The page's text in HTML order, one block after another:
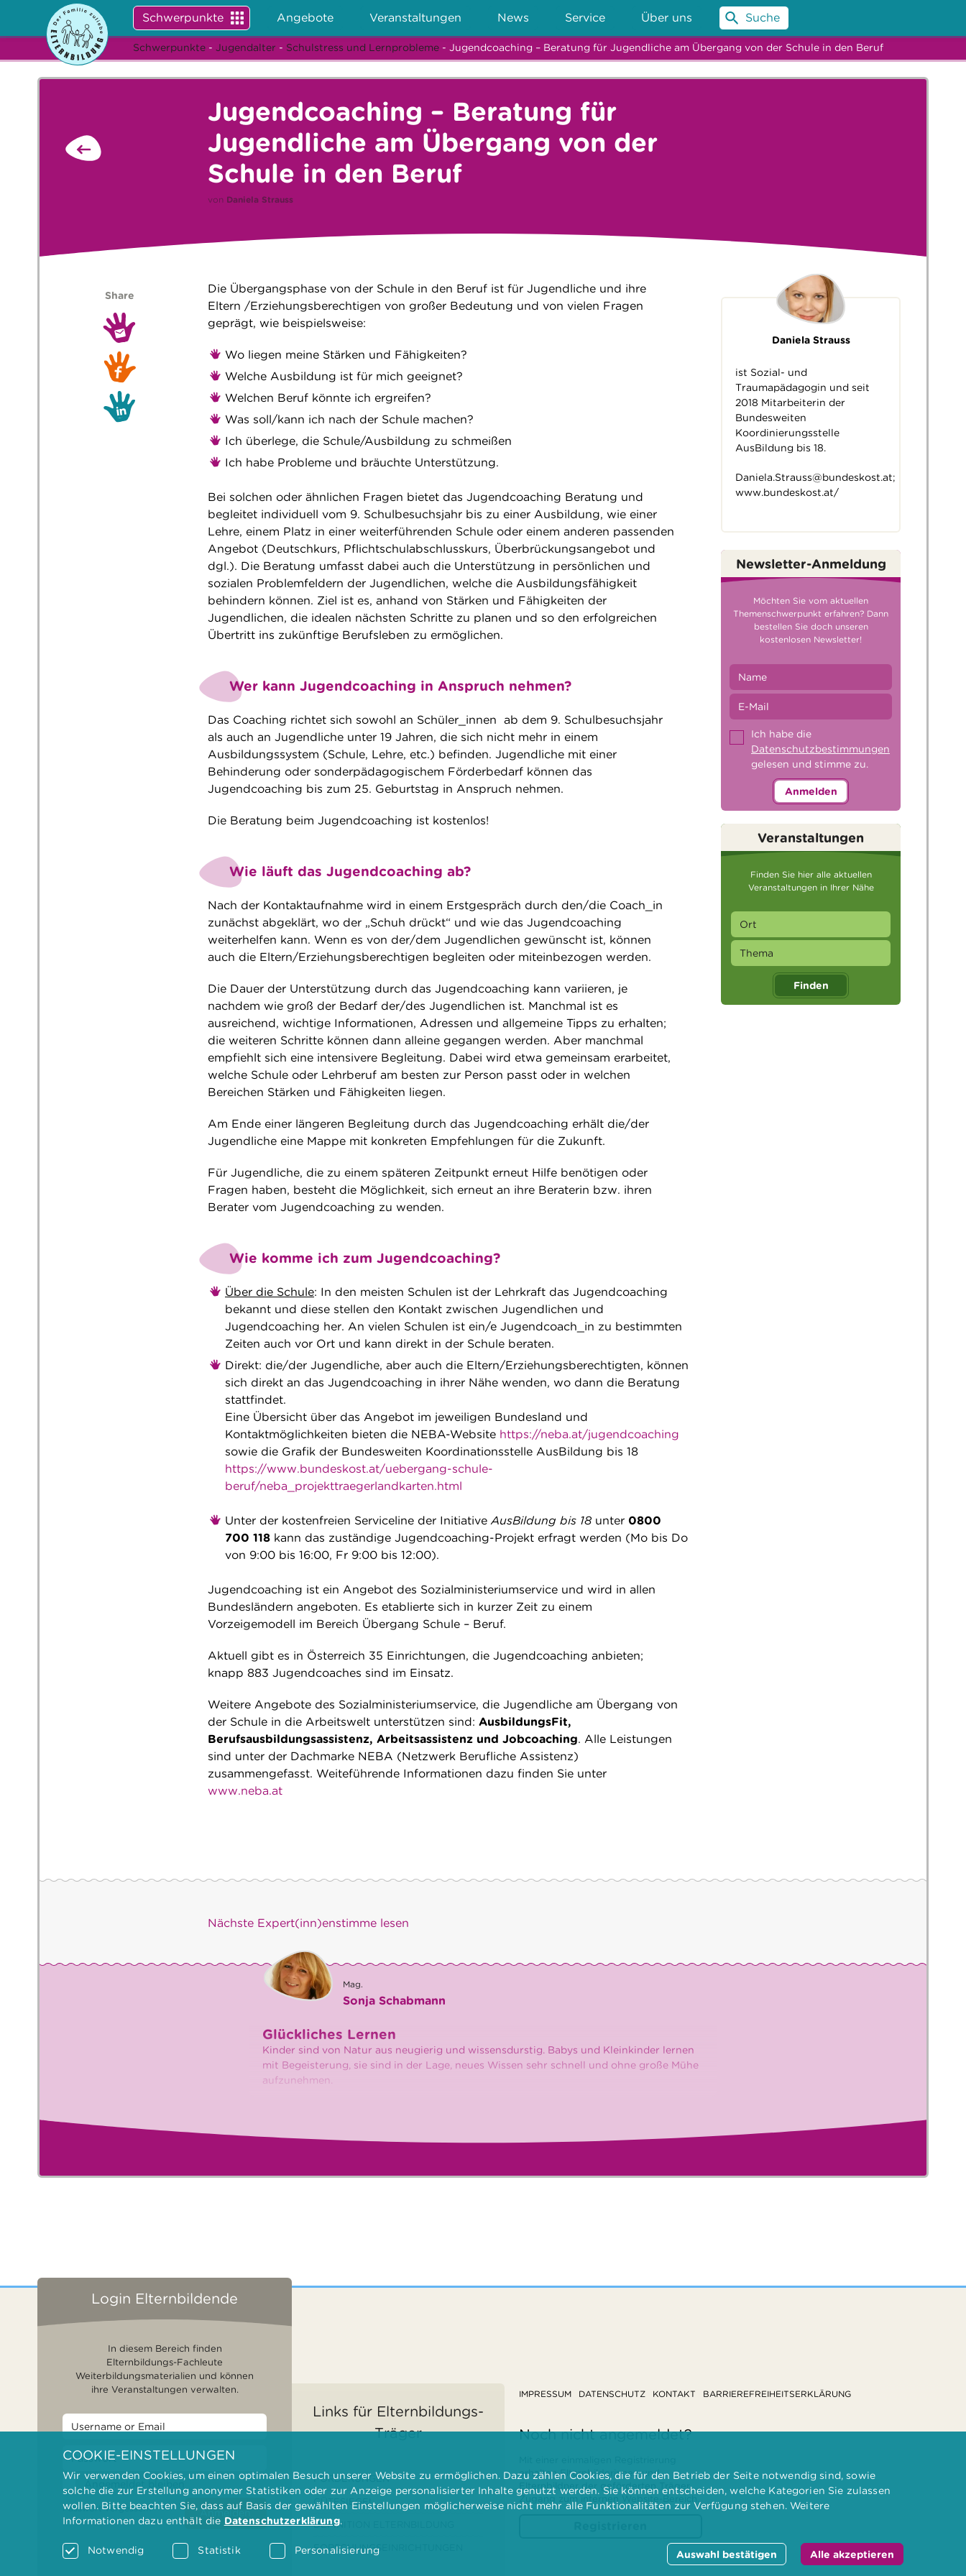
Schwerpunkte Angebote Veranstaltungen News Service Über uns Suche
Schwerpunkte - Jugendalter - Schulstress und Lernprobleme - Jugendcoaching – Beratung für Jugendliche am Übergang von der Schule in den Beruf
Jugendcoaching – Beratung für
Jugendliche am Übergang von der
Schule in den Beruf
von Daniela Strauss
Die Übergangsphase von der Schule in den Beruf ist für Jugendliche und ihre
Eltern /Erziehungsberechtigen von großer Bedeutung und von vielen Fragen
geprägt, wie beispielsweise:
Wo liegen meine Stärken und Fähigkeiten?
Welche Ausbildung ist für mich geeignet?
Welchen Beruf könnte ich ergreifen?
Was soll/kann ich nach der Schule machen?
Ich überlege, die Schule/Ausbildung zu schmeißen
Ich habe Probleme und bräuchte Unterstützung.
Bei solchen oder ähnlichen Fragen bietet das Jugendcoaching Beratung und
begleitet individuell vom 9. Schulbesuchsjahr bis zu einer Ausbildung, wie einer
Lehre, einem Platz in einer weiterführenden Schule oder einem anderen passenden
Angebot (Deutschkurs, Pflichtschulabschlusskurs, Überbrückungsangebot und
dgl.). Die Beratung umfasst dabei auch die Unterstützung in persönlichen und
sozialen Problemfeldern der Jugendlichen, welche die Ausbildungsfähigkeit
behindern können. Ziel ist es, anhand von Stärken und Fähigkeiten der
Jugendlichen, die idealen nächsten Schritte zu planen und so den erfolgreichen
Übertritt ins zukünftige Berufsleben zu ermöglichen.
Wer kann Jugendcoaching in Anspruch nehmen?
Das Coaching richtet sich sowohl an Schüler_innen ab dem 9. Schulbesuchsjahr
als auch an Jugendliche unter 19 Jahren, die sich nicht mehr in einem
Ausbildungssystem (Schule, Lehre, etc.) befinden. Jugendliche mit einer
Behinderung oder sonderpädagogischem Förderbedarf können das
Jugendcoaching bis zum 25. Geburtstag in Anspruch nehmen.
Die Beratung beim Jugendcoaching ist kostenlos!
Wie läuft das Jugendcoaching ab?
Nach der Kontaktaufnahme wird in einem Erstgespräch durch den/die Coach_in
zunächst abgeklärt, wo der „Schuh drückt“ und wie das Jugendcoaching
weiterhelfen kann. Wenn es von der/dem Jugendlichen gewünscht ist, können
auch die Eltern/Erziehungsberechtigen begleiten oder miteinbezogen werden.
Die Dauer der Unterstützung durch das Jugendcoaching kann variieren, je
nachdem wie groß der Bedarf der/des Jugendlichen ist. Manchmal ist es
ausreichend, wichtige Informationen, Adressen und allgemeine Tipps zu erhalten;
die weiteren Schritte können dann alleine gegangen werden. Aber manchmal
empfiehlt sich eine intensivere Begleitung. Dabei wird etwa gemeinsam erarbeitet,
welche Schule oder Lehrberuf am besten zur Person passt oder in welchen
Bereichen Stärken und Fähigkeiten liegen.
Am Ende einer längeren Begleitung durch das Jugendcoaching erhält die/der
Jugendliche eine Mappe mit konkreten Empfehlungen für die Zukunft.
Für Jugendliche, die zu einem späteren Zeitpunkt erneut Hilfe benötigen oder
Fragen haben, besteht die Möglichkeit, sich erneut an ihre Beraterin bzw. ihren
Berater vom Jugendcoaching zu wenden.
Wie komme ich zum Jugendcoaching?
Über die Schule: In den meisten Schulen ist der Lehrkraft das Jugendcoaching
bekannt und diese stellen den Kontakt zwischen Jugendlichen und
Jugendcoaching her. An vielen Schulen ist ein/e Jugendcoach_in zu bestimmten
Zeiten auch vor Ort und kann direkt in der Schule beraten.
Direkt: die/der Jugendliche, aber auch die Eltern/Erziehungsberechtigten, können
sich direkt an das Jugendcoaching in ihrer Nähe wenden, wo dann die Beratung
stattfindet.
Eine Übersicht über das Angebot im jeweiligen Bundesland und
Kontaktmöglichkeiten bieten die NEBA-Website https://neba.at/jugendcoaching
sowie die Grafik der Bundesweiten Koordinationsstelle AusBildung bis 18
https://www.bundeskost.at/uebergang-schule-
beruf/neba_projekttraegerlandkarten.html
Unter der kostenfreien Serviceline der InitiativeAusBildung bis 18 unter 0800
700 118 kann das zuständige Jugendcoaching-Projekt erfragt werden (Mo bis Do
von 9:00 bis 16:00, Fr 9:00 bis 12:00).
Jugendcoaching ist ein Angebot des Sozialministeriumservice und wird in allen
Bundesländern angeboten. Es etablierte sich in kurzer Zeit zu einem
Vorzeigemodell im Bereich Übergang Schule – Beruf.
Aktuell gibt es in Österreich 35 Einrichtungen, die Jugendcoaching anbieten;
knapp 883 Jugendcoaches sind im Einsatz.
Weitere Angebote des Sozialministeriumservice, die Jugendliche am Übergang von
der Schule in die Arbeitswelt unterstützen sind: AusbildungsFit,
Berufsausbildungsassistenz, Arbeitsassistenz und Jobcoaching. Alle Leistungen
sind unter der Dachmarke NEBA (Netzwerk Berufliche Assistenz)
zusammengefasst. Weiteführende Informationen dazu finden Sie unter
www.neba.at
Share
Daniela Strauss
ist Sozial- und
Traumapädagogin und seit
2018 Mitarbeiterin der
Bundesweiten
Koordinierungsstelle
AusBildung bis 18.
Daniela.Strauss@bundeskost.at;
www.bundeskost.at/
Newsletter-Anmeldung
Möchten Sie vom aktuellen
Themenschwerpunkt erfahren? Dann
bestellen Sie doch unseren
kostenlosen Newsletter!
Ich habe die
Datenschutzbestimmungen
gelesen und stimme zu.
Anmelden
Veranstaltungen
Finden Sie hier alle aktuellen
Veranstaltungen in Ihrer Nähe
Finden
Nächste Expert(inn)enstimme lesen
Mag.
Sonja Schabmann
Glückliches Lernen
Kinder sind von Natur aus neugierig und wissensdurstig. Babys und Kleinkinder lernen
mit Begeisterung, sie sind in der Lage, neues Wissen sehr schnell und ohne große Mühe
aufzunehmen.
Login Elternbildende
In diesem Bereich finden
Elternbildungs-Fachleute
Weiterbildungsmaterialien und können
ihre Veranstaltungen verwalten.
Angemeldet bleiben
Passwort vergessen? Anmelden
Links für Elternbildungs-
Träger
FÖRDERUNGEN
GÜTESIEGEL
DEFINITION ELTERNBILDUNG
FORSCHUNGSEINRICHTUNGEN
IMPRESSUM DATENSCHUTZ KONTAKT BARRIEREFREIHEITSERKLÄRUNG
Noch nicht angemeldet?
erhalten Elternbilderinnen und
Elternbildner der geförderten Träger
Zugang zum internen Website-Bereich.
COOKIE-EINSTELLUNGEN
Wir verwenden Cookies, um einen optimalen Besuch unserer Website zu ermöglichen. Dazu zählen Cookies, die für den Betrieb der Seite notwendig sind, sowie
solche die zur Erstellung anonymer Statistiken oder zur Anzeige personalisierter Inhalte genutzt werden. Sie können entscheiden, welche Kategorien Sie zulassen
wollen. Bitte beachten Sie, dass auf Basis der gewählten Einstellungen möglicherweise nicht mehr alle Funktionalitäten zur Verfügung stehen. Weitere
Informationen dazu enthält die Datenschutzerklärung.
Notwendig Statistik Personalisierung Auswahl bestätigen Alle akzeptieren